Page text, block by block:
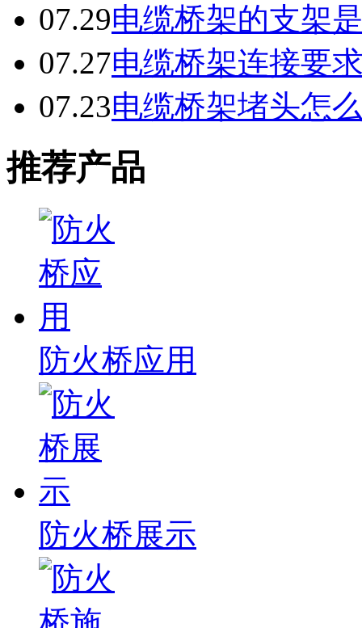
07.29电缆桥架的支架
07.27电缆桥架连接要
07.23电缆桥架堵头怎
推荐产品
防火桥应用
防火桥展示